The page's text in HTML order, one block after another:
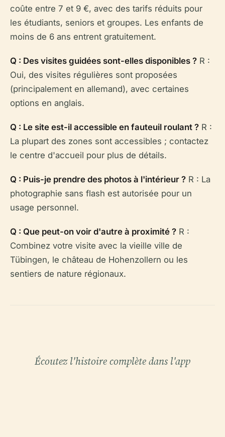
coûte entre 7 et 9 €, avec des tarifs réduits pour
les étudiants, seniors et groupes. Les enfants de
moins de 6 ans entrent gratuitement.
Q : Des visites guidées sont-elles disponibles ? R :
Oui, des visites régulières sont proposées
(principalement en allemand), avec certaines
options en anglais.
Q : Le site est-il accessible en fauteuil roulant ? R :
La plupart des zones sont accessibles ; contactez
le centre d'accueil pour plus de détails.
Q : Puis-je prendre des photos à l'intérieur ? R : La
photographie sans flash est autorisée pour un
usage personnel.
Q : Que peut-on voir d'autre à proximité ? R :
Combinez votre visite avec la vieille ville de
Tübingen, le château de Hohenzollern ou les
sentiers de nature régionaux.
Écoutez l'histoire complète dans l'app